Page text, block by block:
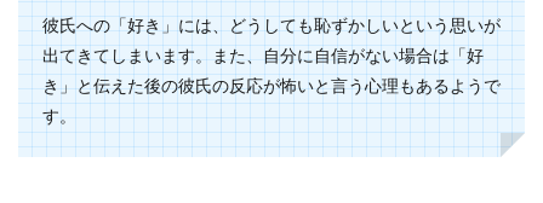
彼氏の暴言がひどい！暴言を吐く彼氏
の心理と彼氏との今後について
暴言を吐く彼氏に悩まされている女性は少なくな
彼氏への「好き」には、どうしても恥ずかしいという思いが
出てきてしまいます。また、自分に自信がない場合は「好
き」と伝えた後の彼氏の反応が怖いと言う心理もあるようで
す。